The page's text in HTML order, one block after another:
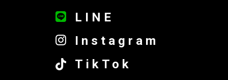
LINE
Instagram
TikTok